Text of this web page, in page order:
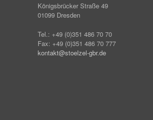
Königsbrücker Straße 49
01099 Dresden
Tel.: +49 (0)351 486 70 70
Fax: +49 (0)351 486 70 777
kontakt@stoelzel-gbr.de